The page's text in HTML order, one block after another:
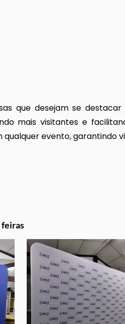
que desejam se
mais visitantes e
evento, garantindo
feiras